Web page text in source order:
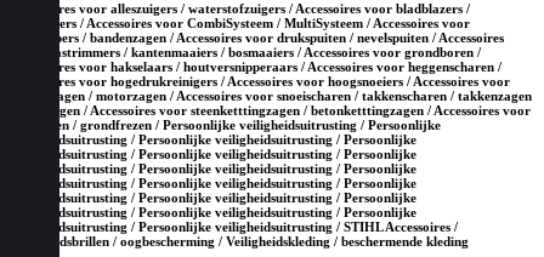
Accessoires voor alleszuigers / waterstofzuigers / Accessoires voor bladblazers /
bladzuigers / Accessoires voor CombiSysteem / MultiSysteem / Accessoires voor
doorslijpers / bandenzagen / Accessoires voor drukspuiten / nevelspuiten / Accessoires
voor grastrimmers / kantenmaaiers / bosmaaiers / Accessoires voor grondboren /
Accessoires voor hakselaars / houtversnipperaars / Accessoires voor heggenscharen /
Accessoires voor hogedrukreinigers / Accessoires voor hoogsnoeiers / Accessoires voor
kettingzagen / motorzagen / Accessoires voor snoeischaren / takkenscharen / takkenzagen
/ snoeizagen / Accessoires voor steenketttingzagen / betonketttingzagen / Accessoires voor
tuinfrezen / grondfrezen / Persoonlijke veiligheidsuitrusting / Persoonlijke
veiligheidsuitrusting / Persoonlijke veiligheidsuitrusting / Persoonlijke
veiligheidsuitrusting / Persoonlijke veiligheidsuitrusting / Persoonlijke
veiligheidsuitrusting / Persoonlijke veiligheidsuitrusting / Persoonlijke
veiligheidsuitrusting / Persoonlijke veiligheidsuitrusting / Persoonlijke
veiligheidsuitrusting / Persoonlijke veiligheidsuitrusting / Persoonlijke
veiligheidsuitrusting / Persoonlijke veiligheidsuitrusting / Persoonlijke
veiligheidsuitrusting / Persoonlijke veiligheidsuitrusting / STIHL Accessoires /
Veiligheidsbrillen / oogbescherming / Veiligheidskleding / beschermende kleding